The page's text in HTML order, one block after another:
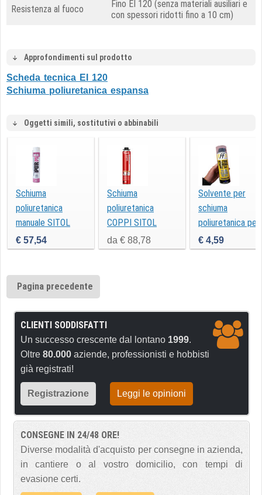
Resistenza al fuoco
Fino EI 120 (senza materiali ausiliari e
con spessori ridotti fino a 10 cm)
Approfondimenti sul prodotto
Scheda tecnica EI 120
Schiuma poliuretanica espansa
Oggetti simili, sostitutivi o abbinabili
Schiuma
poliuretanica
manuale SITOL
SCHIUMAPUR B3
€ 57,54
Schiuma
poliuretanica
COPPI SITOL
SCHIUMAPUR B2
da € 88,78
Solvente per
schiuma
poliuretanica per
pistola
€ 4,59
Pagina precedente
CLIENTI SODDISFATTI
Un successo crescente dal lontano 1999.
Oltre 80.000 aziende, professionisti e hobbisti
già registrati!
Registrazione Leggi le opinioni
CONSEGNE IN 24/48 ORE!
Diverse modalità d'acquisto per consegne in azienda,
in cantiere o al vostro domicilio, con tempi di
evasione certi.